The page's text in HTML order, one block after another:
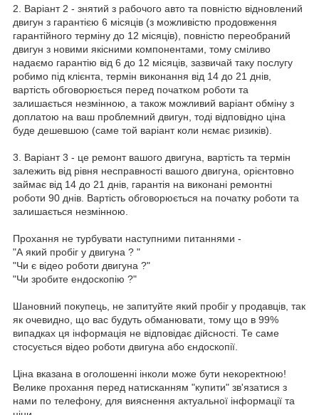
2. Варіант 2 - знятий з рабочого авто та повністю відновлений
двигун з гарантією 6 місяців (з можливістю продовження
гарантійного терміну до 12 місяців), повністю переобраний
двигун з новими якісними компонентами, тому сміливо
надаємо гарантію від 6 до 12 місяців, зазвичай таку послугу
робимо під клієнта, термін виконання від 14 до 21 днів,
вартість обговорюється перед початком роботи та
залишається незмінною, а також можливий варіант обміну з
доплатою на ваш проблемний двигун, тоді відповідно ціна
буде дешевшою (саме той варіант коли нємає ризиків).
3. Варіант 3 - це ремонт вашого двигуна, вартість та термін
залежить від рівня несправності вашого двигуна, орієнтовно
займає від 14 до 21 днів, гарантія на виконані ремонтні
роботи 90 днів. Вартість обговорюється на початку роботи та
залишається незмінною.
Прохання не турбувати наступними питаннями -
"А який пробіг у двигуна ? "
"Чи є відео роботи двигуна ?"
"Чи зробите ендоскопію ?"
Шановний покупець, не запитуйте який пробіг у продавців, так
як очевидно, що вас будуть обманювати, тому що в 99%
випадках ця інформація не відповідає дійсності. Те саме
стосується відео роботи двигуна або єндоскопії.
Ціна вказана в оголошенні інколи може бути некоректною!
Велике прохання перед натисканням "купити" зв'язатися з
нами по телефону, для вияснення актуальної інформації та